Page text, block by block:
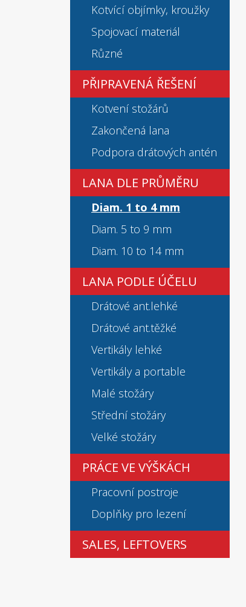
Kotvící objímky, kroužky
Spojovací materiál
Různé
PŘIPRAVENÁ ŘEŠENÍ
Kotvení stožárů
Zakončená lana
Podpora drátových antén
LANA DLE PRŮMĚRU
Diam. 1 to 4 mm
Diam. 5 to 9 mm
Diam. 10 to 14 mm
LANA PODLE ÚČELU
Drátové ant.lehké
Drátové ant.těžké
Vertikály lehké
Vertikály a portable
Malé stožáry
Střední stožáry
Velké stožáry
PRÁCE VE VÝŠKÁCH
Pracovní postroje
Doplňky pro lezení
SALES, LEFTOVERS